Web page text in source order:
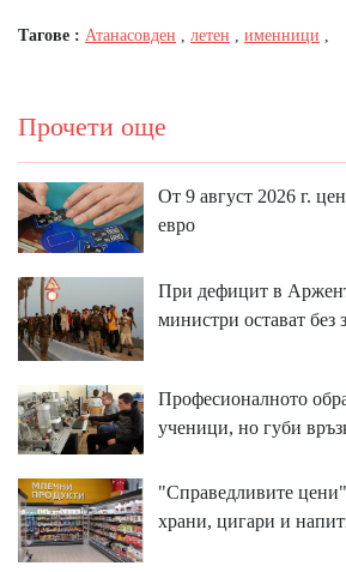
Тагове : Атанасовден , летен , именници ,
Прочети още
От 9 август 2026 г.
евро
При дефицит в
министри остават без
Професионалното
ученици, но губи
"Справедливите
храни, цигари и